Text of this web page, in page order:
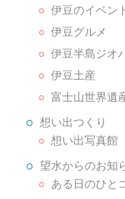
伊豆のイベン
伊豆グルメ
伊豆半島ジオ
伊豆土産
富士山世界遺
想い出つくり
想い出写真館
望水からのお知
ある日のひと